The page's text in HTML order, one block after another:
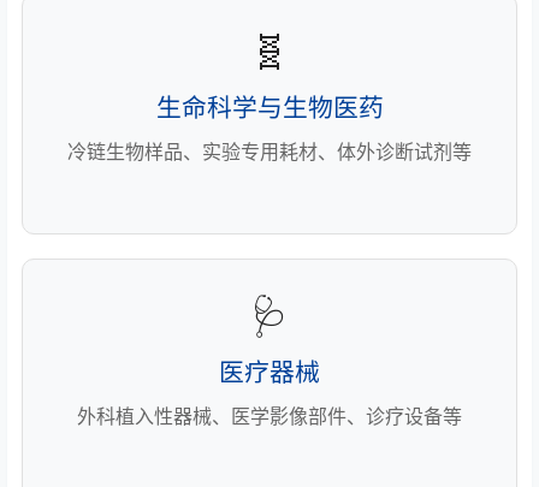
🧬
生命科学与生物医药
冷链生物样品、实验专用耗材、体外诊断试剂等
🩺
医疗器械
外科植入性器械、医学影像部件、诊疗设备等